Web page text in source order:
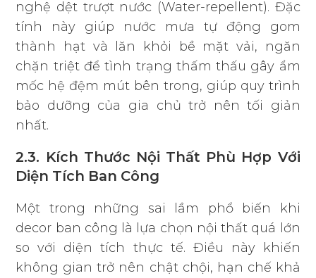
nghệ dệt trượt nước (Water-repellent). Đặc
tính này giúp nước mưa tự động gom
thành hạt và lăn khỏi bề mặt vải, ngăn
chặn triệt để tình trạng thấm thấu gây ẩm
mốc hệ đệm mút bên trong, giúp quy trình
bảo dưỡng của gia chủ trở nên tối giản
nhất.
2.3. Kích Thước Nội Thất Phù Hợp Với
Diện Tích Ban Công
Một trong những sai lầm phổ biến khi
decor ban công là lựa chọn nội thất quá lớn
so với diện tích thực tế. Điều này khiến
không gian trở nên chật chội, hạn chế khả